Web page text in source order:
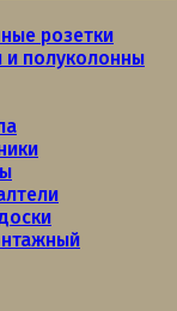
розетки
полуколонны